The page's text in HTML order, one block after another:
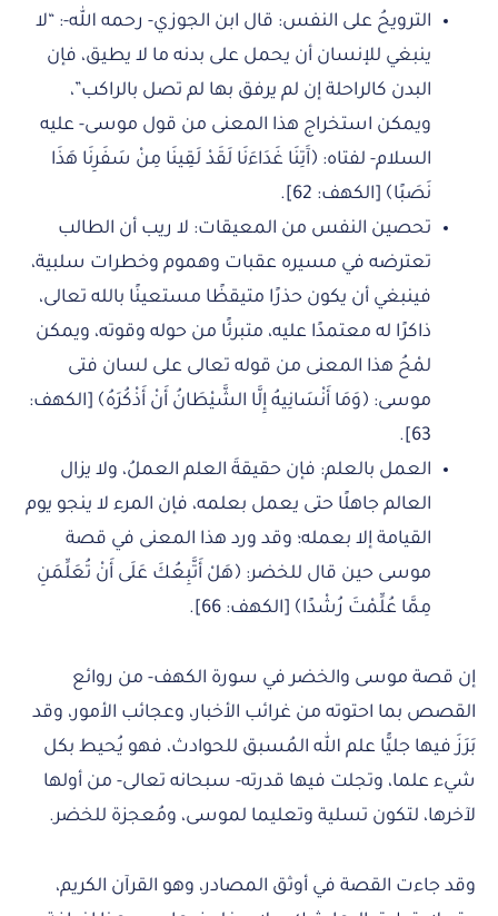
الترويحُ على النفس: قال ابن الجوزي- رحمه الله-: “لا
ينبغي للإنسان أن يحمل على بدنه ما لا يطيق، فإن
البدن كالراحلة إن لم يرفق بها لم تصل بالراكب”،
ويمكن استخراج هذا المعنى من قول موسى- عليه
السلام- لفتاه: ﴿آَتِنَا غَدَاءَنَا لَقَدْ لَقِينَا مِنْ سَفَرِنَا هَذَا
نَصَبًا﴾ [الكهف: 62].
تحصين النفس من المعيقات: لا ريب أن الطالب
تعترضه في مسيره عقبات وهموم وخطرات سلبية،
فينبغي أن يكون حذرًا متيقظًا مستعينًا بالله تعالى،
ذاكرًا له معتمدًا عليه، متبرئًا من حوله وقوته، ويمكن
لمْحُ هذا المعنى من قوله تعالى على لسان فتى
موسى: ﴿وَمَا أَنْسَانِيهُ إِلَّا الشَّيْطَانُ أَنْ أَذْكُرَهُ﴾ [الكهف:
63].
العمل بالعلم: فإن حقيقةَ العلم العملُ، ولا يزال
العالم جاهلًا حتى يعمل بعلمه، فإن المرء لا ينجو يوم
القيامة إلا بعمله؛ وقد ورد هذا المعنى في قصة
موسى حين قال للخضر: ﴿هَلْ أَتَّبِعُكَ عَلَى أَنْ تُعَلِّمَنِ
مِمَّا عُلِّمْتَ رُشْدًا﴾ [الكهف: 66].
إن قصة موسى والخضر في سورة الكهف- من روائع
القصص بما احتوته من غرائب الأخبار، وعجائب الأمور، وقد
بَرَزَ فيها جليًّا علم الله المُسبق للحوادث، فهو يُحيط بكل
شيء علما، وتجلت فيها قدرته- سبحانه تعالى- من أولها
لآخرها، لتكون تسلية وتعليما لموسى، ومُعجزة للخضر.
وقد جاءت القصة في أوثق المصادر، وهو القرآن الكريم،